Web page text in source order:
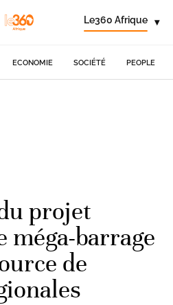
Le360 Afrique ▾
ECONOMIE SOCIÉTÉ PEOPLE
projet
méga-barrage
de